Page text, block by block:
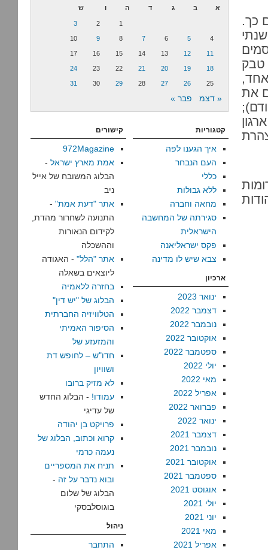
כך.
טבק
את
א ב ג ד ה ו ש
1
2
3
4
5
6
7
8
9
10
11
12
13
14
15
16
17
18
19
20
21
22
23
24
25
26
27
28
29
30
31
« דצמ פבר »
קטגוריות
איך הגענו לפה
העם הנבחר
כללי
ללא גבולות
מחאה וחברה
סגירתה של המחשבה
הישראלית
פקס ישראליאנה
צבא שיש לו מדינה
ארכיון
ינואר 2023
דצמבר 2022
נובמבר 2022
אוקטובר 2022
ספטמבר 2022
יולי 2022
מאי 2022
אפריל 2022
פברואר 2022
ינואר 2022
דצמבר 2021
נובמבר 2021
אוקטובר 2021
ספטמבר 2021
אוגוסט 2021
יולי 2021
יוני 2021
מאי 2021
אפריל 2021
קישורים
972Magazine
אמת מארץ ישראל -
הבלוג המשובח של אייל
ניב
אתר "דעת אמת" -
התנועה לשחרור מהדת,
לקידום הנאורות
וההשכלה
אתר "הלל" - האגודה
ליוצאים בשאלה
בחזרה ללאמיה
הבלוג של "יש דין"
הטלוויזיה החברתית
הסיפור האמיתי
והמזעזע של
חדו"ש – לחופש דת
ושוויון
לא מזיק ברובו
עמודו! - הבלוג החדש
של עדיגי
פרויקט בן יהודה
קרוא וכתוב, הבלוג של
נעמה כרמי
תניח את המספריים
ובוא נדבר על זה -
הבלוג של שלום
בוגוסלבסקי
ניהול
התחבר